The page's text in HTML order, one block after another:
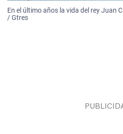
En el último años la vida del rey Juan
/ Gtres